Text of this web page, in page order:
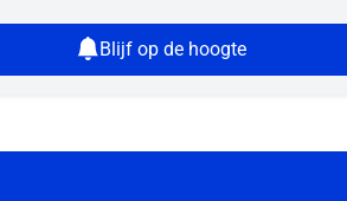
Blijf op de hoogte